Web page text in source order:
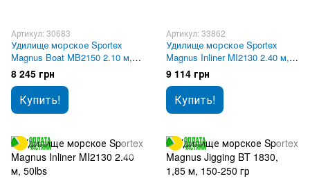
Артикул: 30683
Удилище морское Sportex
Magnus Boat MB2150 2.10 м,
50lbs
8 245 грн
Купить!
Артикул: 33862
Удилище морское Sportex
Magnus Inliner MI2130 2.40 м,
30lbs
9 114 грн
Купить!